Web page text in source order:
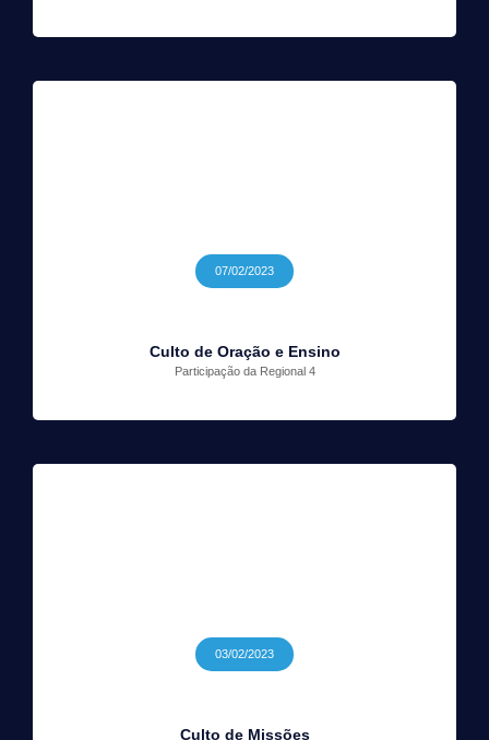
07/02/2023
Culto de Oração e Ensino
Participação da Regional 4
03/02/2023
Culto de Missões